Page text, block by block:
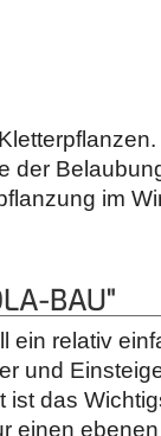
der
im
BAU"
ein relativ
und
das
einen